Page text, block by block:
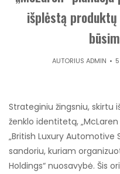
išplėstą
AUTORIUS ADMIN
Strateginiu žingsniu, skirtu
ženklo identitetą,
„British Luxury Automotive
sandoriu, kuriam
Holdings“ nuosavybė. Šis